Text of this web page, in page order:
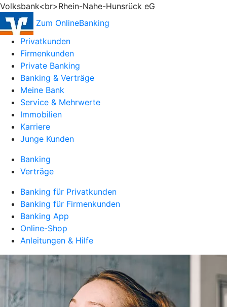
Volksbank<br>Rhein-Nahe-Hunsrück eG
Zum OnlineBanking
Privatkunden
Firmenkunden
Private Banking
Banking & Verträge
Meine Bank
Service & Mehrwerte
Immobilien
Karriere
Junge Kunden
Banking
Verträge
Banking für Privatkunden
Banking für Firmenkunden
Banking App
Online-Shop
Anleitungen & Hilfe